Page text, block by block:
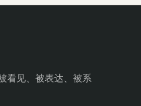
看见、被表达、被系